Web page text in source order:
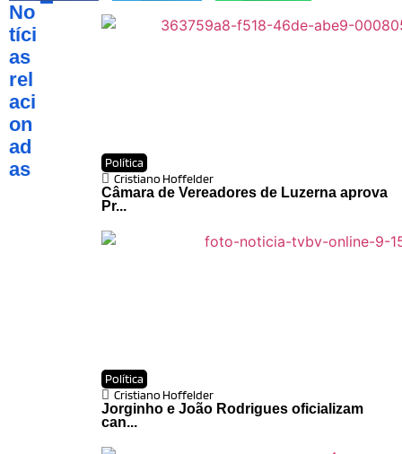
No
tíci
as
rel
aci
on
ad
as
Política
Cristiano Hoffelder
Câmara de Vereadores de Luzerna aprova
Pr...
Política
Cristiano Hoffelder
Jorginho e João Rodrigues oficializam
can...